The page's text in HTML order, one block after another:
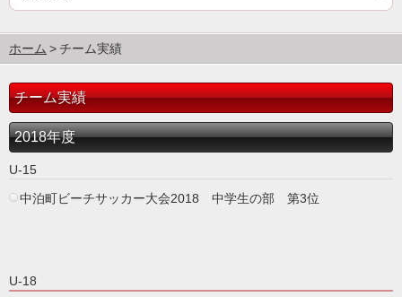
ホーム チーム実績
チーム実績
2018年度
U-15
中泊町ビーチサッカー大会2018 中学生の部 第3位
U-18